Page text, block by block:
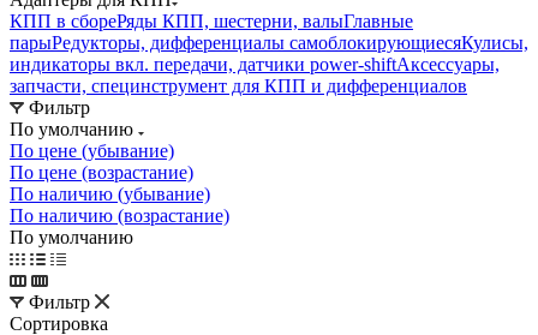
КПП в сбореРяды КПП, шестерни, валыГлавные
парыРедукторы, дифференциалы самоблокирующиесяКулисы,
индикаторы вкл. передачи, датчики power-shiftАксессуары,
запчасти, специнструмент для КПП и дифференциалов
Фильтр
По умолчанию
По цене (убывание)
По цене (возрастание)
По наличию (убывание)
По наличию (возрастание)
По умолчанию
Фильтр
Сортировка